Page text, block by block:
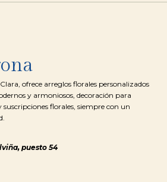
ofrece arreglos florales personalizados
y armoniosos, decoración para
suscripciones florales, siempre con un
puesto 54